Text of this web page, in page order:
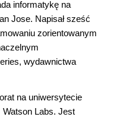
informatykę na
Jose. Napisał sześć
zorientowanym
wydawnictwa
na uniwersytecie
Watson Labs. Jest